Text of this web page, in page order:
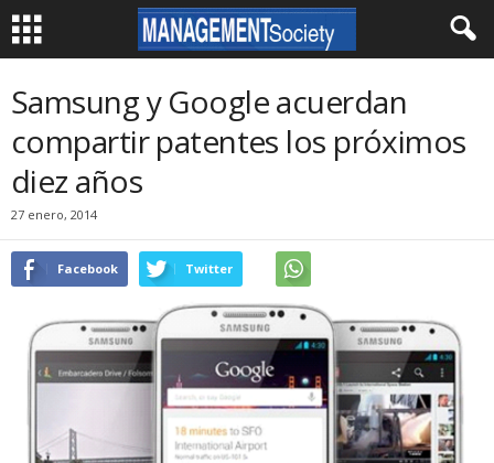
Samsung y Google acuerdan
compartir patentes los próximos
diez años
27 enero, 2014
Facebook Twitter